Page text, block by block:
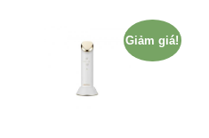
Giảm giá!